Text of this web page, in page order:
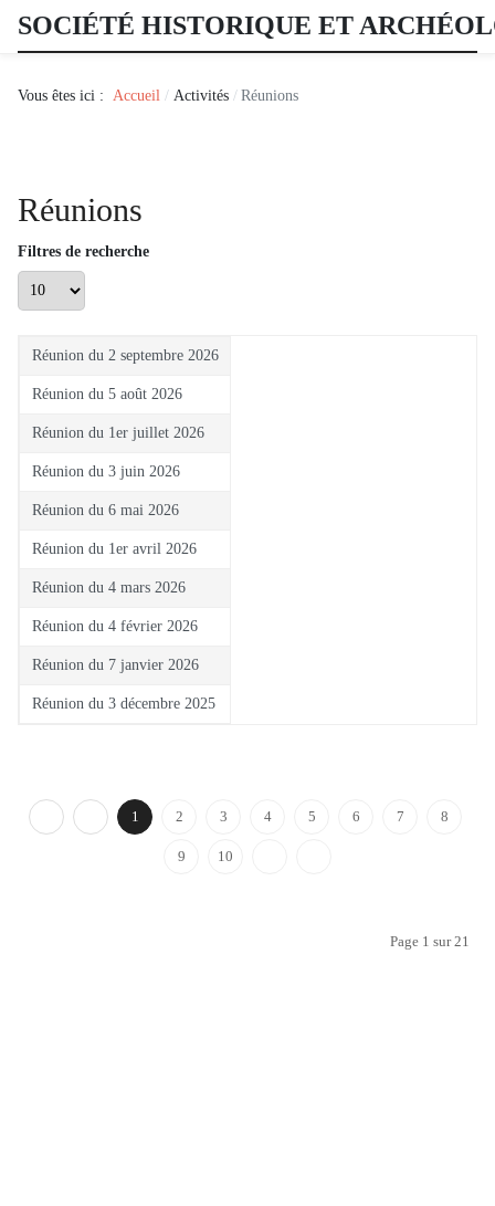
SOCIÉTÉ HISTORIQUE ET
Vous êtes ici : Accueil Activités Réunions
Réunions
Filtres de recherche
Afficher #
Réunion du 2 septembre 2026
Réunion du 5 août 2026
Réunion du 1er juillet 2026
Réunion du 3 juin 2026
Réunion du 6 mai 2026
Réunion du 1er avril 2026
Réunion du 4 mars 2026
Réunion du 4 février 2026
Réunion du 7 janvier 2026
Réunion du 3 décembre 2025
1 2 3 4 5 6 7 8
9 10
Page 1 sur 21